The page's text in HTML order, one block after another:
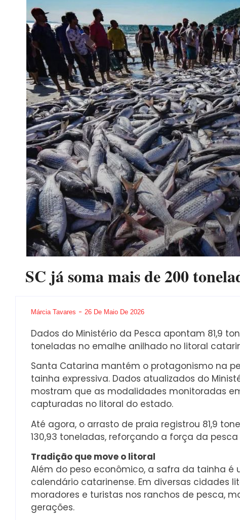
SC já soma mais de 200
Márcia Tavares 26 De Maio De 2026
Dados do Ministério da Pesca apontam 81,9
toneladas no emalhe anilhado no litoral
Santa Catarina mantém o protagonismo na
tainha expressiva. Dados atualizados do
mostram que as modalidades monitoradas
capturadas no litoral do estado.
Até agora, o arrasto de praia registrou 81,9
130,93 toneladas, reforçando a força da
Tradição que move o litoral
Além do peso econômico, a safra da tainha
calendário catarinense. Em diversas cidades
moradores e turistas nos ranchos de pesca,
gerações.